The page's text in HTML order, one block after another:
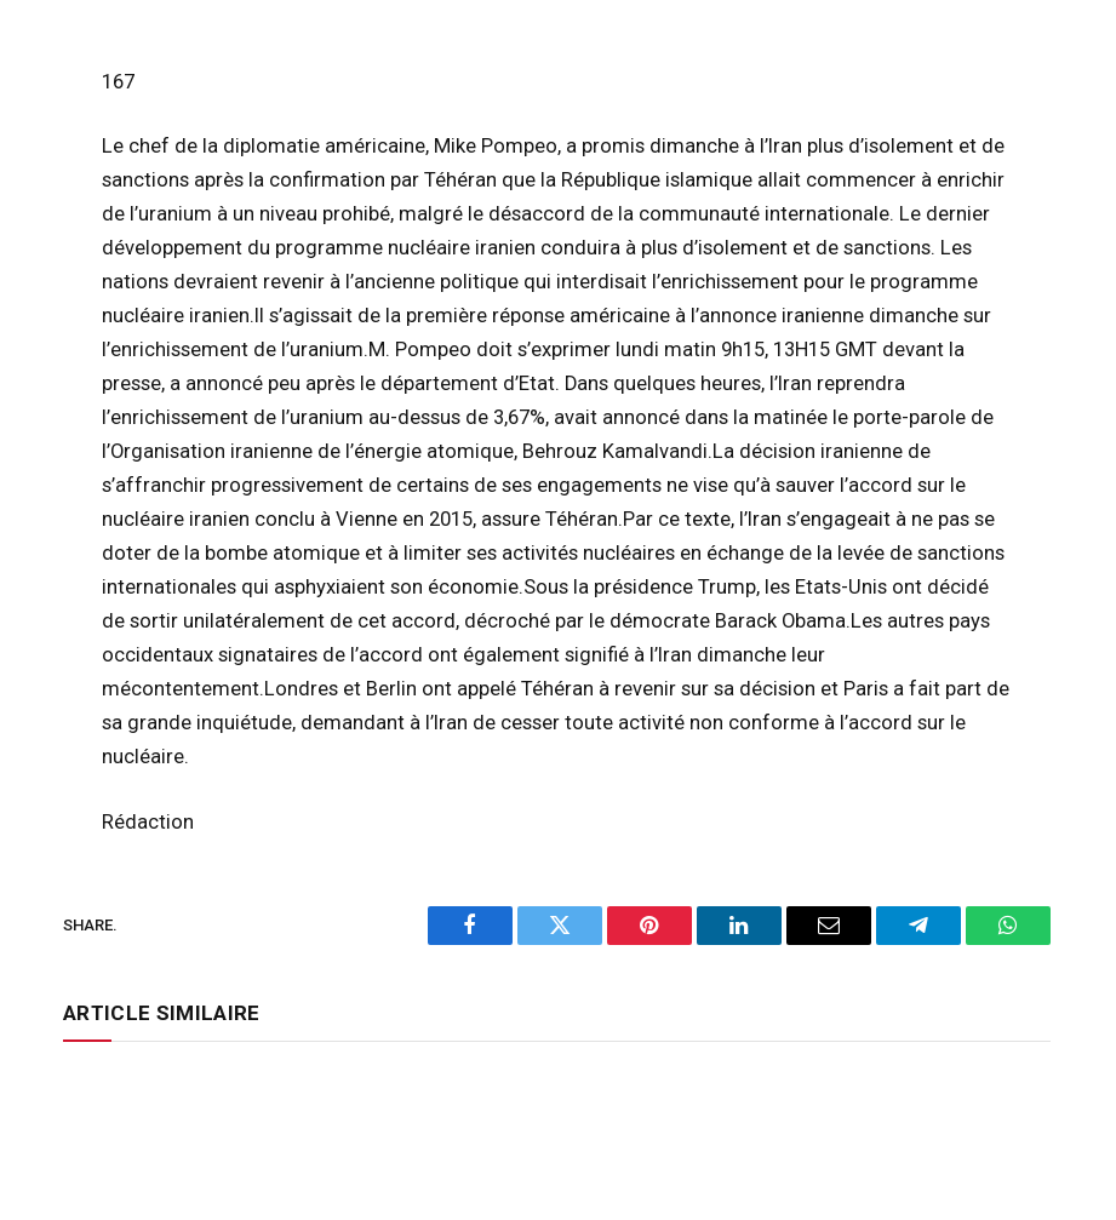
167
Le chef de la diplomatie américaine, Mike Pompeo, a promis dimanche à l’Iran plus d’isolement et de
sanctions après la confirmation par Téhéran que la République islamique allait commencer à enrichir
de l’uranium à un niveau prohibé, malgré le désaccord de la communauté internationale. Le dernier
développement du programme nucléaire iranien conduira à plus d’isolement et de sanctions. Les
nations devraient revenir à l’ancienne politique qui interdisait l’enrichissement pour le programme
nucléaire iranien.Il s’agissait de la première réponse américaine à l’annonce iranienne dimanche sur
l’enrichissement de l’uranium.M. Pompeo doit s’exprimer lundi matin 9h15, 13H15 GMT devant la
presse, a annoncé peu après le département d’Etat. Dans quelques heures, l’Iran reprendra
l’enrichissement de l’uranium au-dessus de 3,67%, avait annoncé dans la matinée le porte-parole de
l’Organisation iranienne de l’énergie atomique, Behrouz Kamalvandi.La décision iranienne de
s’affranchir progressivement de certains de ses engagements ne vise qu’à sauver l’accord sur le
nucléaire iranien conclu à Vienne en 2015, assure Téhéran.Par ce texte, l’Iran s’engageait à ne pas se
doter de la bombe atomique et à limiter ses activités nucléaires en échange de la levée de sanctions
internationales qui asphyxiaient son économie.Sous la présidence Trump, les Etats-Unis ont décidé
de sortir unilatéralement de cet accord, décroché par le démocrate Barack Obama.Les autres pays
occidentaux signataires de l’accord ont également signifié à l’Iran dimanche leur
mécontentement.Londres et Berlin ont appelé Téhéran à revenir sur sa décision et Paris a fait part de
sa grande inquiétude, demandant à l’Iran de cesser toute activité non conforme à l’accord sur le
nucléaire.
Rédaction
SHARE.
Facebook Twitter Pinterest LinkedIn Email Telegram WhatsApp
ARTICLE SIMILAIRE